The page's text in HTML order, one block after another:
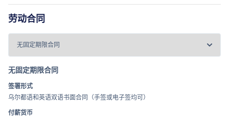
劳动合同
无固定期限合同
签署形式
乌尔都语和英语双语书面合同（手签或电子签均可）
付薪货币